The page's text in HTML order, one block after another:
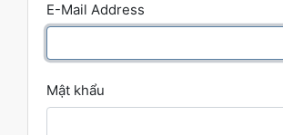
E-Mail Address
Mật khẩu